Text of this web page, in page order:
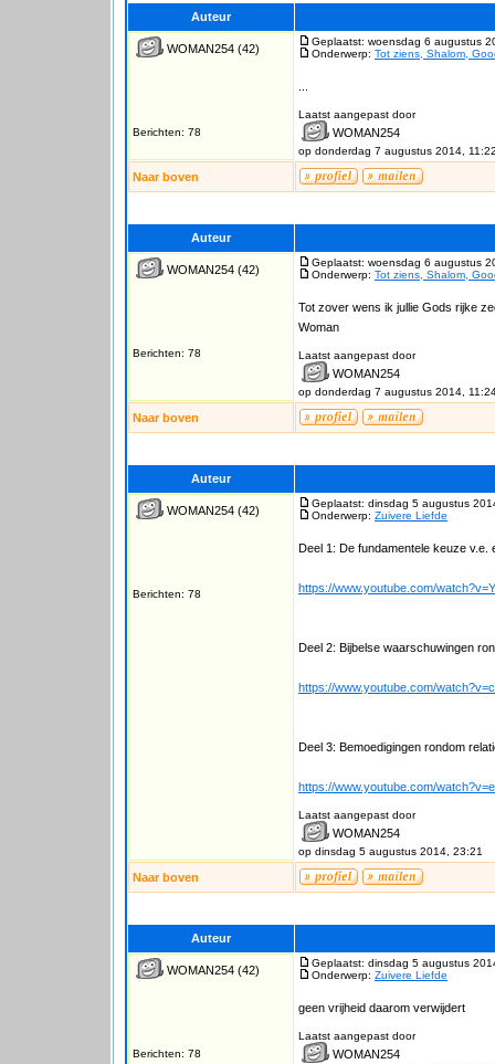
Auteur
WOMAN254 (42)
Berichten: 78
Geplaatst: woensdag 6 augustus
Onderwerp: Tot ziens, Shalom,
Laatst aangepast door
WOMAN254
op donderdag 7 augustus 2014,
Naar boven
Auteur
WOMAN254 (42)
Berichten: 78
Geplaatst: woensdag 6 augustus
Onderwerp: Tot ziens, Shalom,
Tot zover wens ik jullie Gods rijke
Woman
Laatst aangepast door
WOMAN254
op donderdag 7 augustus 2014,
Naar boven
Auteur
WOMAN254 (42)
Berichten: 78
Geplaatst: dinsdag 5 augustus
Onderwerp: Zuivere Liefde
Deel 1: De fundamentele keuze v.e.
https://www.youtube.com/
Deel 2: Bijbelse waarschuwingen
https://www.youtube.com/
Deel 3: Bemoedigingen rondom
https://www.youtube.com/
Laatst aangepast door
WOMAN254
op dinsdag 5 augustus 2014, 23:21
Naar boven
Auteur
WOMAN254 (42)
Berichten: 78
Geplaatst: dinsdag 5 augustus
Onderwerp: Zuivere Liefde
geen vrijheid daarom verwijdert
Laatst aangepast door
WOMAN254